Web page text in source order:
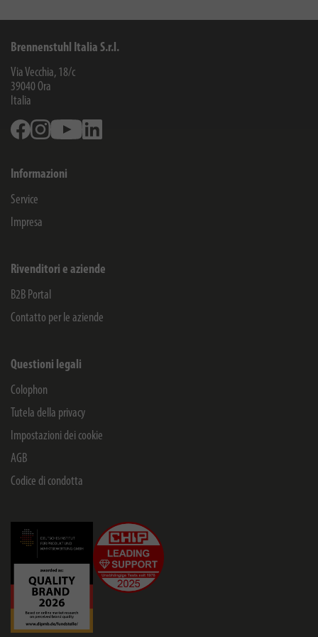
Brennenstuhl Italia S.r.l.
Via Vecchia, 18/c
39040Ora
Italia
FacebookInstagramYoutube
Informazioni
Service
Impresa
Rivenditori e aziende
B2B Portal
Contatto per le aziende
Questioni legali
Colophon
Tutela della privacy
Impostazioni dei cookie
AGB
Codice di condotta